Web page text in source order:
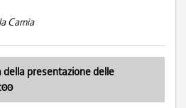
Carnia
della presentazione delle